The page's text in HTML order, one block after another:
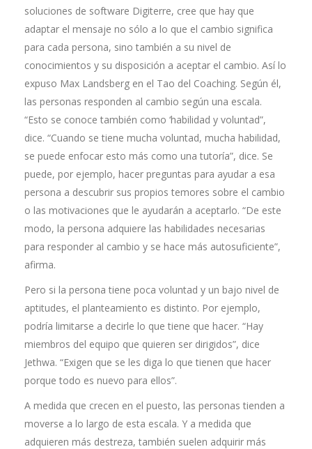
soluciones de software Digiterre, cree que hay que
adaptar el mensaje no sólo a lo que el cambio significa
para cada persona, sino también a su nivel de
conocimientos y su disposición a aceptar el cambio. Así lo
expuso Max Landsberg en el Tao del Coaching. Según él,
las personas responden al cambio según una escala.
“Esto se conoce también como ‘habilidad y voluntad”,
dice. “Cuando se tiene mucha voluntad, mucha habilidad,
se puede enfocar esto más como una tutoría”, dice. Se
puede, por ejemplo, hacer preguntas para ayudar a esa
persona a descubrir sus propios temores sobre el cambio
o las motivaciones que le ayudarán a aceptarlo. “De este
modo, la persona adquiere las habilidades necesarias
para responder al cambio y se hace más autosuficiente”,
afirma.
Pero si la persona tiene poca voluntad y un bajo nivel de
aptitudes, el planteamiento es distinto. Por ejemplo,
podría limitarse a decirle lo que tiene que hacer. “Hay
miembros del equipo que quieren ser dirigidos”, dice
Jethwa. “Exigen que se les diga lo que tienen que hacer
porque todo es nuevo para ellos”.
A medida que crecen en el puesto, las personas tienden a
moverse a lo largo de esta escala. Y a medida que
adquieren más destreza, también suelen adquirir más